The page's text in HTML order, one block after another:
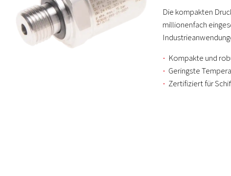
Die kompakten
millionenfach
Kompakte und
Geringste
Zertifiziert für